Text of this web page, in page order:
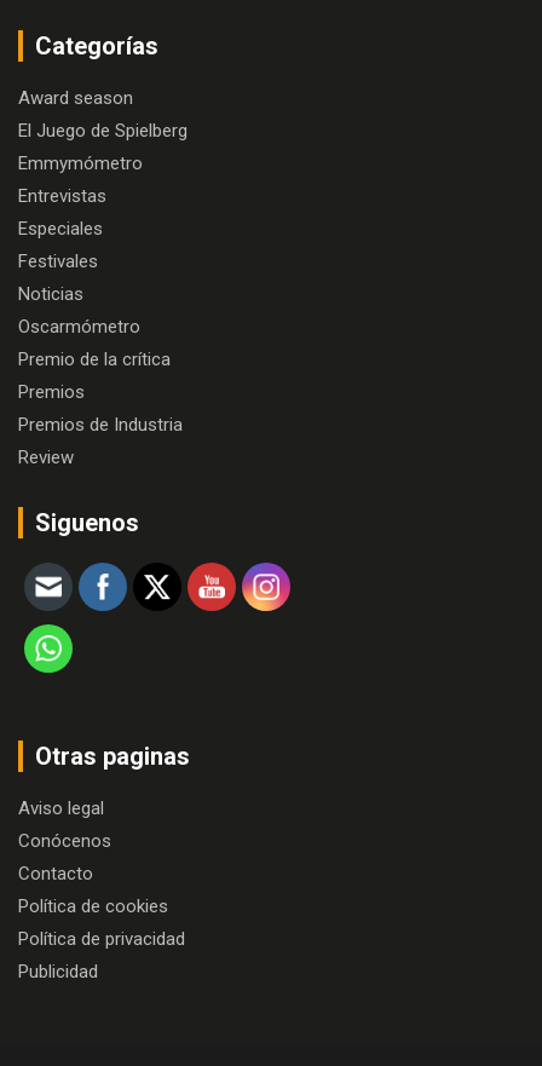
Categorías
Award season
El Juego de Spielberg
Emmymómetro
Entrevistas
Especiales
Festivales
Noticias
Oscarmómetro
Premio de la crítica
Premios
Premios de Industria
Review
Siguenos
Otras paginas
Aviso legal
Conócenos
Contacto
Política de cookies
Política de privacidad
Publicidad